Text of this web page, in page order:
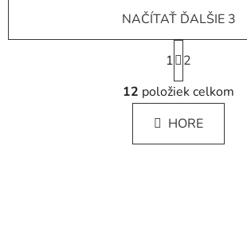
O
v
l
á
d
NAČÍTAŤ ĎALŠIE 3
S
t
r
á
n
k
1
2
12 položiek celkom
HORE